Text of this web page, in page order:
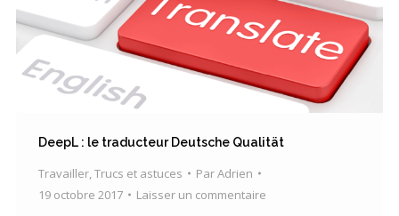
DeepL : le traducteur Deutsche Qualität
Travailler, Trucs et astuces ParAdrien
19 octobre 2017
Laisser un commentaire